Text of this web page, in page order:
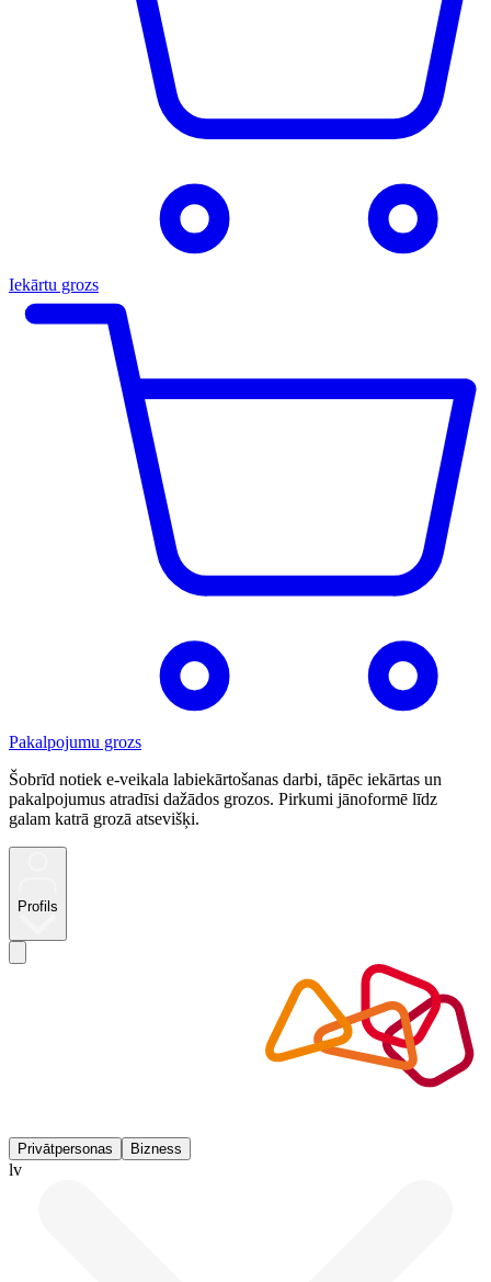
Iekārtu grozs
Pakalpojumu grozs
Šobrīd notiek e-veikala labiekārtošanas darbi, tāpēc iekārtas un
pakalpojumus atradīsi dažādos grozos. Pirkumi jānoformē līdz
galam katrā grozā atsevišķi.
Profils
Privātpersonas Bizness
lv